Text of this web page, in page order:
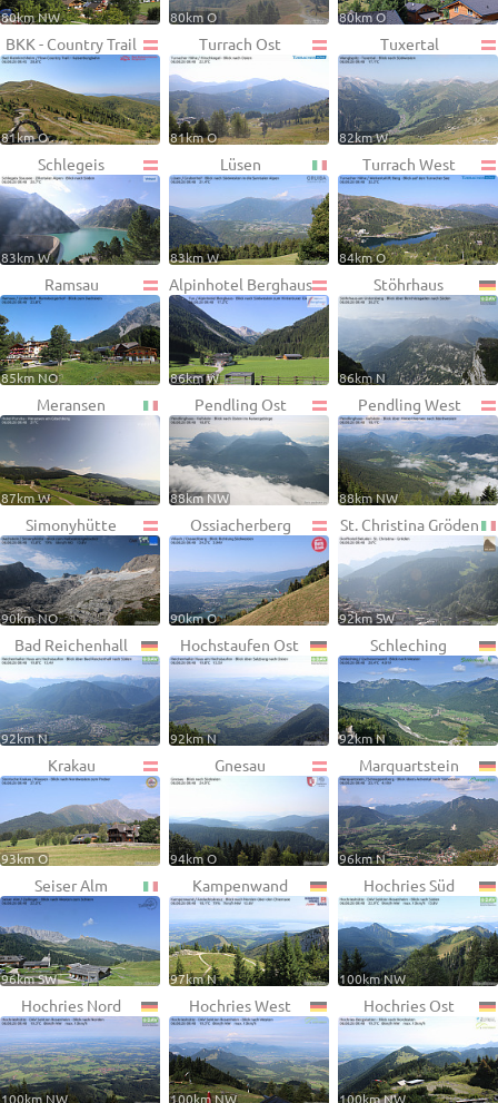
80km NW 80km O 80km O
BKK - Country Trail
81km O
Turrach Ost
81km O
Tuxertal
82km W
Schlegeis
83km W
Lüsen
83km W
Turrach West
84km O
Ramsau
85km NO
Alpinhotel Berghaus
86km W
Stöhrhaus
86km N
Meransen
87km W
Pendling Ost
88km NW
Pendling West
88km NW
Simonyhütte
90km NO
Ossiacherberg
90km O
St. Christina Gröden
92km SW
Bad Reichenhall
92km N
Hochstaufen Ost
92km N
Schleching
92km N
Krakau
93km O
Gnesau
94km O
Marquartstein
96km N
Seiser Alm
96km SW
Kampenwand
97km N
Hochries Süd
100km NW
Hochries Nord
100km NW
Hochries West
100km NW
Hochries Ost
100km NW